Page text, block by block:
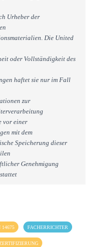
Urheber der
Die United
oder Vollständigkeit des
haftet sie nur im Fall
zur
vor einer
mit dem
Speicherung dieser
Genehmigung
14675 FACHERRICHTER